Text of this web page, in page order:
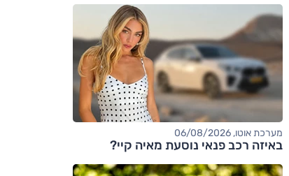
מערכת אוטו, 06/08/2026
באיזה רכב פנאי נוסעת מאיה קיי?